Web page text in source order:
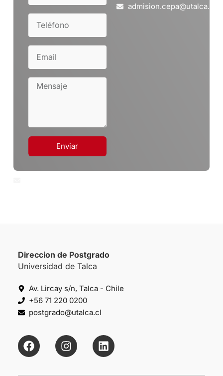
Enviar
admision.cepa@utalca.cl
Direccion de Postgrado
Universidad de Talca
Av. Lircay s/n, Talca - Chile
+56 71 220 0200
postgrado@utalca.cl